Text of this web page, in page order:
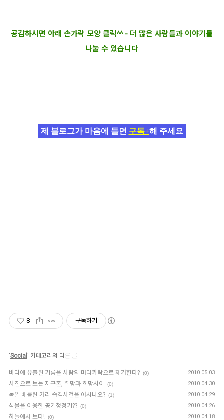
공감하시면 아래 손가락 모양 클릭^^ - 더 많은 사람들과 이야기를
나눌 수 있습니다
제 블로그가 마음에 들면 구독+해 주세요
8 구독하기
'Social ' 카테고리의 다른 글
바다에 유출된 기름을 사람의 머리카락으로 제거한다? (0) 2010.05.03
사진으로 보는 지구촌, 절망과 희망사이 (0) 2010.04.30
독일 베를린 거리 습격사건을 아시나요? (1) 2010.04.29
식물을 이용한 공기청정기?? (0) 2010.04.26
하늘에서 보다! (0) 2010.04.18